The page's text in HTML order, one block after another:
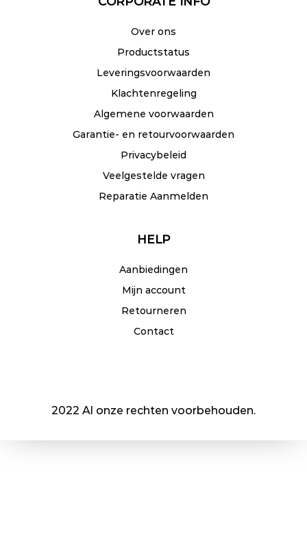
Over ons
Productstatus
Leveringsvoorwaarden
Klachtenregeling
Algemene voorwaarden
Garantie- en retourvoorwaarden
Privacybeleid
Veelgestelde vragen
Reparatie Aanmelden
HELP
Aanbiedingen
Mijn account
Retourneren
Contact
2022 Al onze rechten voorbehouden.